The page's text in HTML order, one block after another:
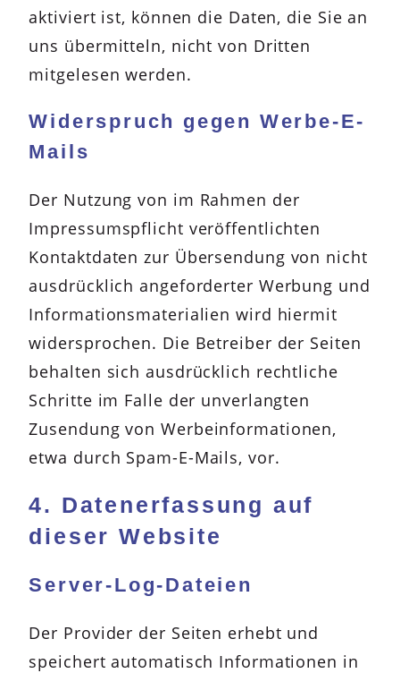
aktiviert ist, können die Daten, die Sie an
uns übermitteln, nicht von Dritten
mitgelesen werden.
Widerspruch gegen Werbe-E-
Mails
Der Nutzung von im Rahmen der
Impressumspflicht veröffentlichten
Kontaktdaten zur Übersendung von nicht
ausdrücklich angeforderter Werbung und
Informationsmaterialien wird hiermit
widersprochen. Die Betreiber der Seiten
behalten sich ausdrücklich rechtliche
Schritte im Falle der unverlangten
Zusendung von Werbeinformationen,
etwa durch Spam-E-Mails, vor.
4. Datenerfassung auf
dieser Website
Server-Log-Dateien
Der Provider der Seiten erhebt und
speichert automatisch Informationen in